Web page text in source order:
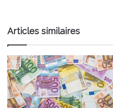
Articles similaires